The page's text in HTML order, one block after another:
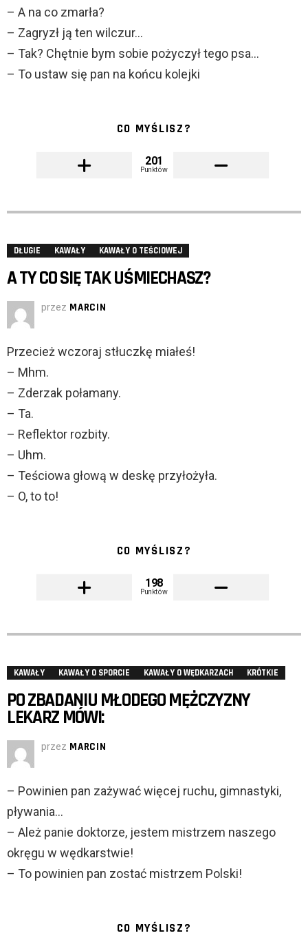
– A na co zmarła?
– Zagryzł ją ten wilczur…
– Tak? Chętnie bym sobie pożyczył tego psa…
– To ustaw się pan na końcu kolejki
CO MYŚLISZ?
201
Punktów
DŁUGIE KAWAŁY KAWAŁY O TEŚCIOWEJ
A TY CO SIĘ TAK UŚMIECHASZ?
przez MARCIN
Przecież wczoraj stłuczkę miałeś!
– Mhm.
– Zderzak połamany.
– Ta.
– Reflektor rozbity.
– Uhm.
– Teściowa głową w deskę przyłożyła.
– O, to to!
CO MYŚLISZ?
198
Punktów
KAWAŁY KAWAŁY O SPORCIE KAWAŁY O WĘDKARZACH KRÓTKIE
PO ZBADANIU MŁODEGO MĘŻCZYZNY
LEKARZ MÓWI:
przez MARCIN
– Powinien pan zażywać więcej ruchu, gimnastyki,
pływania…
– Ależ panie doktorze, jestem mistrzem naszego
okręgu w wędkarstwie!
– To powinien pan zostać mistrzem Polski!
CO MYŚLISZ?